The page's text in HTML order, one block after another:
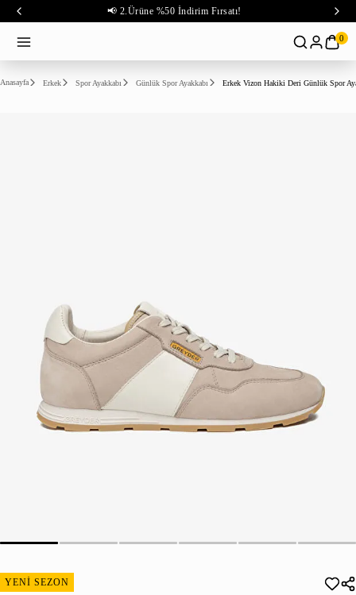
📢 2.Ürüne %50 İndirim Fırsatı!
0
Anasayfa Erkek Spor Ayakkabı Günlük Spor Ayakkabı Erkek Vizon Hakiki Deri Günlük Spor
YENİ SEZON